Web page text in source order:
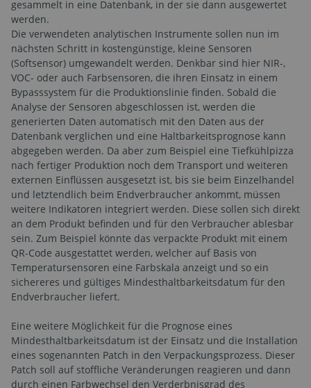
gesammelt in eine Datenbank, in der sie dann ausgewertet
werden.
Die verwendeten analytischen Instrumente sollen nun im
nächsten Schritt in kostengünstige, kleine Sensoren
(Softsensor) umgewandelt werden. Denkbar sind hier NIR-,
VOC- oder auch Farbsensoren, die ihren Einsatz in einem
Bypasssystem für die Produktionslinie finden. Sobald die
Analyse der Sensoren abgeschlossen ist, werden die
generierten Daten automatisch mit den Daten aus der
Datenbank verglichen und eine Haltbarkeitsprognose kann
abgegeben werden. Da aber zum Beispiel eine Tiefkühlpizza
nach fertiger Produktion noch dem Transport und weiteren
externen Einflüssen ausgesetzt ist, bis sie beim Einzelhandel
und letztendlich beim Endverbraucher ankommt, müssen
weitere Indikatoren integriert werden. Diese sollen sich direkt
an dem Produkt befinden und für den Verbraucher ablesbar
sein. Zum Beispiel könnte das verpackte Produkt mit einem
QR-Code ausgestattet werden, welcher auf Basis von
Temperatursensoren eine Farbskala anzeigt und so ein
sichereres und gültiges Mindesthaltbarkeitsdatum für den
Endverbraucher liefert.
Eine weitere Möglichkeit für die Prognose eines
Mindesthaltbarkeitsdatum ist der Einsatz und die Installation
eines sogenannten Patch in den Verpackungsprozess. Dieser
Patch soll auf stoffliche Veränderungen reagieren und dann
durch einen Farbwechsel den Verderbnisgrad des